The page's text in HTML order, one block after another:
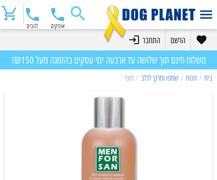
אופקים להבים
הרשם התחבר
משלוח חינם תוך שלושה עד ארבעה ימי עסקים בהזמנה מעל ₪150!
בית / חנות / שמפו ומרכך לכלב / מוצר